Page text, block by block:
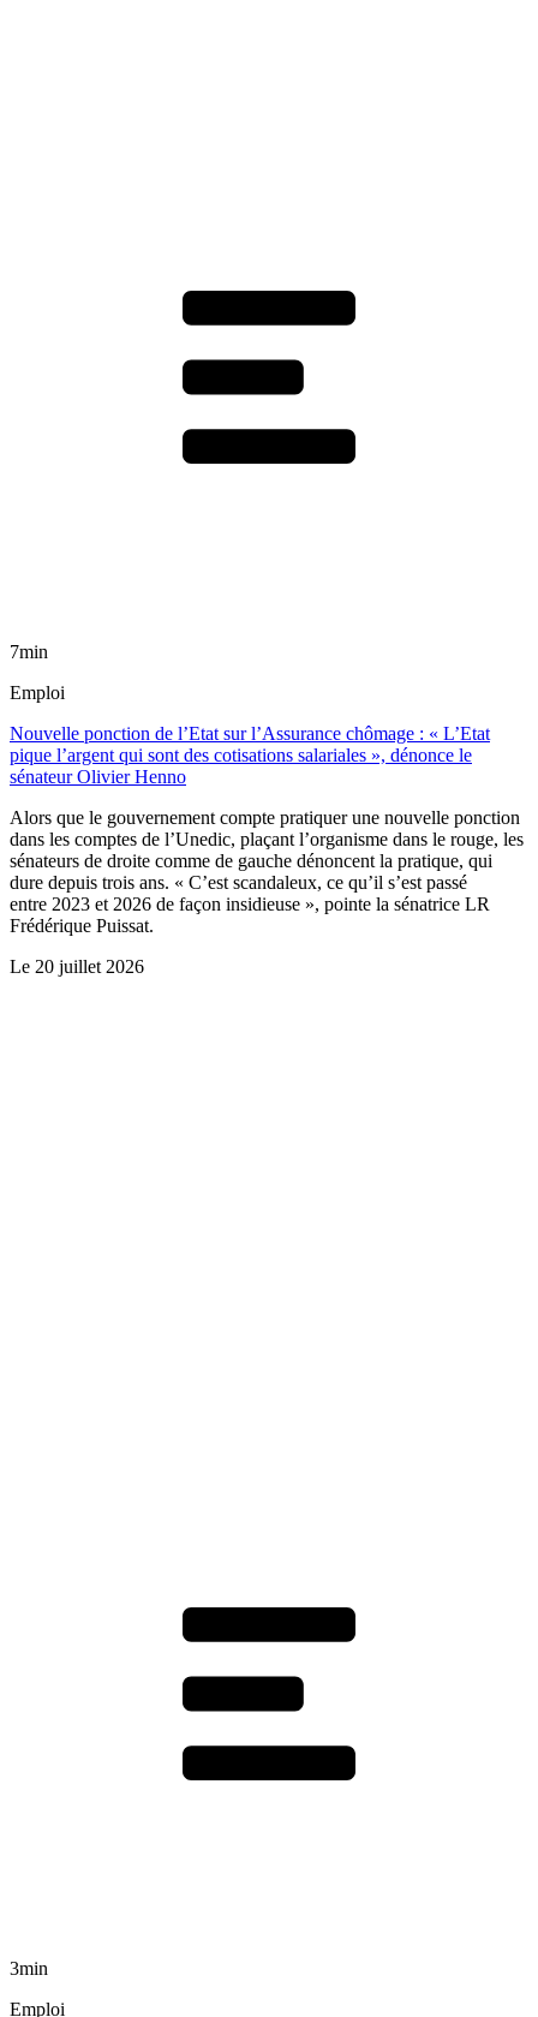
7min
Emploi
Nouvelle ponction de l’Etat sur l’Assurance chômage : « L’Etat
pique l’argent qui sont des cotisations salariales », dénonce le
sénateur Olivier Henno
Alors que le gouvernement compte pratiquer une nouvelle ponction
dans les comptes de l’Unedic, plaçant l’organisme dans le rouge, les
sénateurs de droite comme de gauche dénoncent la pratique, qui
dure depuis trois ans. « C’est scandaleux, ce qu’il s’est passé
entre 2023 et 2026 de façon insidieuse », pointe la sénatrice LR
Frédérique Puissat.
Le 20 juillet 2026
3min
Emploi